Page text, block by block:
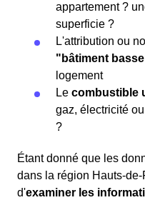
appartement ?
superficie ?
L'attribution ou
"bâtiment
logement
Le combustible
gaz, électricité
?
Étant donné que les
dans la région Hauts-
d'examiner les